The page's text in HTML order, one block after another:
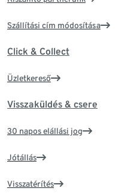
Szállítási cím módosítása
Click & Collect
Üzletkereső
Visszaküldés & csere
30 napos elállási jog
Jótállás
Visszatérítés